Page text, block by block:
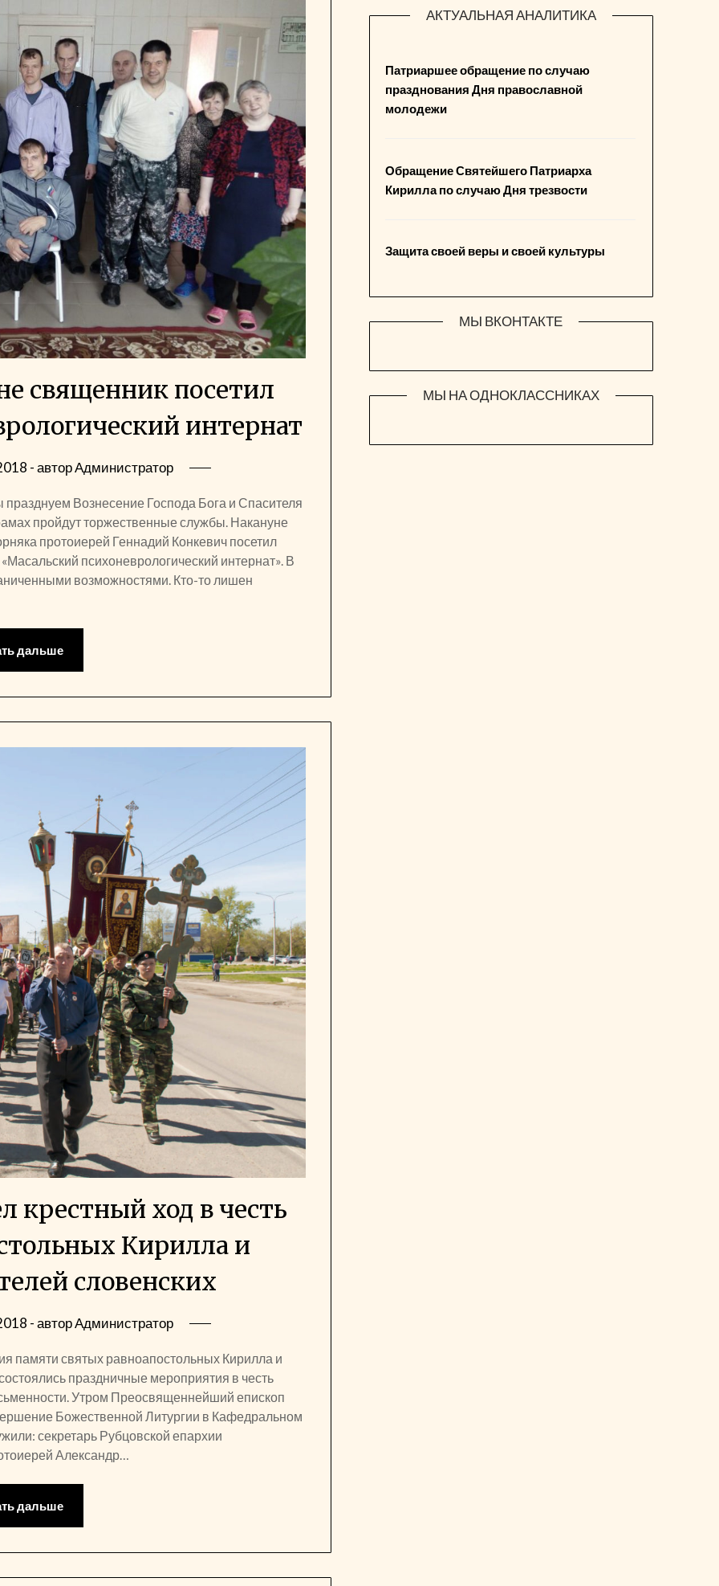
священник посетил
интернат
- авторАдминистратор
Вознесение Господа Бога и Спасителя
пройдут торжественные службы. Накануне
протоиерей Геннадий Конкевич посетил
психоневрологический интернат». В
возможностями. Кто-то лишен
дальше
крестный ход в честь
Кирилла и
словенских
- авторАдминистратор
памяти святых равноапостольных Кирилла и
праздничные мероприятия в честь
Утром Преосвященнейший епископ
Божественной Литургии в Кафедральном
секретарь Рубцовской епархии
Александр…
дальше
АКТУАЛЬНАЯ АНАЛИТИКА
Патриаршее обращение по случаю
празднования Дня православной
молодежи
Обращение Святейшего Патриарха
Кирилла по случаю Дня трезвости
Защита своей веры и своей культуры
МЫ ВКОНТАКТЕ
МЫ НА ОДНОКЛАССНИКАХ